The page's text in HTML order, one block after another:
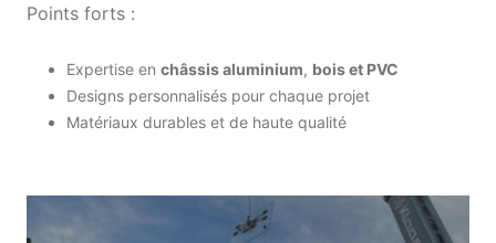
Points forts :
Expertise en châssis aluminium, bois et PVC
Designs personnalisés pour chaque projet
Matériaux durables et de haute qualité